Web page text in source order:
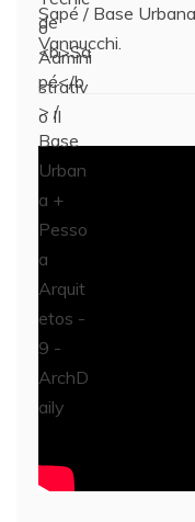
Sapé / Base
Vannucchi.